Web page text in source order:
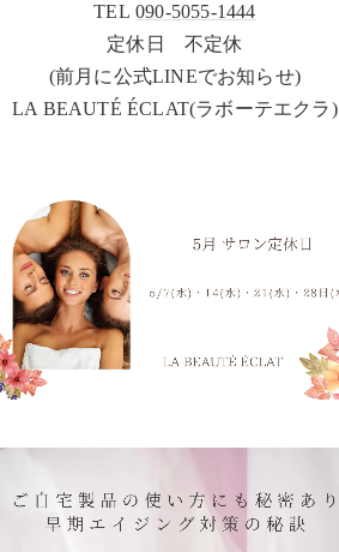
TEL090-5055-1444
定休日 不定休
(前月に公式LINEでお知らせ)
LA BEAUTÉ ÉCLAT(ラボーテエクラ)